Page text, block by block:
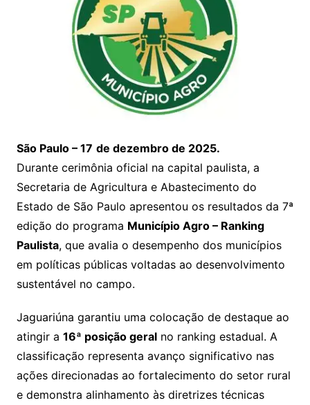
São Paulo – 17 de dezembro de 2025.
Durante cerimônia oficial na capital paulista, a
Secretaria de Agricultura e Abastecimento do
Estado de São Paulo apresentou os resultados da 7ª
edição do programa Município Agro – Ranking
Paulista, que avalia o desempenho dos municípios
em políticas públicas voltadas ao desenvolvimento
sustentável no campo.
Jaguariúna garantiu uma colocação de destaque ao
atingir a 16ª posição geralno ranking estadual. A
classificação representa avanço significativo nas
ações direcionadas ao fortalecimento do setor rural
e demonstra alinhamento às diretrizes técnicas